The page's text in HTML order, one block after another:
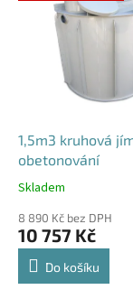
1,5m3 kruhová
obetonování
Průměrné
produktu
je
5,0
Skladem
8 890 Kč bez DPH
10 757 Kč
Do košíku